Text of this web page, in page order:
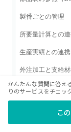
製番ごとの管理
所要量計算との
生産実績との連携
外注加工と支給
製番/ロット別の
時間での料金計
かんたんな質問に答え
りのサービスをチェッ
こ